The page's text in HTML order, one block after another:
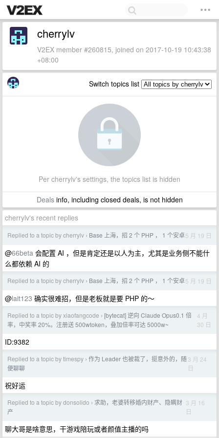
cherrylv
V2EX member #260815, joined on 2017-10-19 10:43:38
+08:00
Switch topics list
Per cherrylv's settings, the topics list is hidden
Dealsinfo, including closed deals, is not hidden
cherrylv's recent replies
Replied to a topic by cherrylv › Base 上海，招 2 个 PHP ， 1 个安卓5 月 19 日
@66beta 会配置 AI ，但是肯定还是以人为主，尤其是业务侧不能什
么都依赖 AI 的
Replied to a topic by cherrylv › Base 上海，招 2 个 PHP ， 1 个安卓5 月 19 日
@lait123 确实很难招，但是老板就是要 PHP 的～
Replied to a topic by xiaofangcode › [bytecat] 逆向 Claude Opus0.1 倍
率，中奖率 20%。注册送 500wtoken，叠加倍率可达 5000w~
4 月
30 日
ID:9382
Replied to a topic by timespy › 作为 Leader 也被裁了，挺意外的，随
便聊聊
3 月 24
日
祝好运
Replied to a topic by donsolido › 求助，老婆转移婚内财产、隐瞒财
产
3 月 16
日
聊大哥是啥意思，干游戏陪玩或者颜值主播的吗